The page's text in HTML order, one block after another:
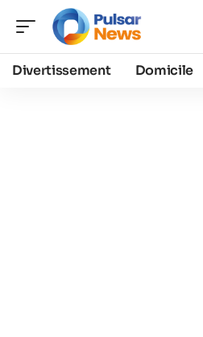
Divertissement Domicile